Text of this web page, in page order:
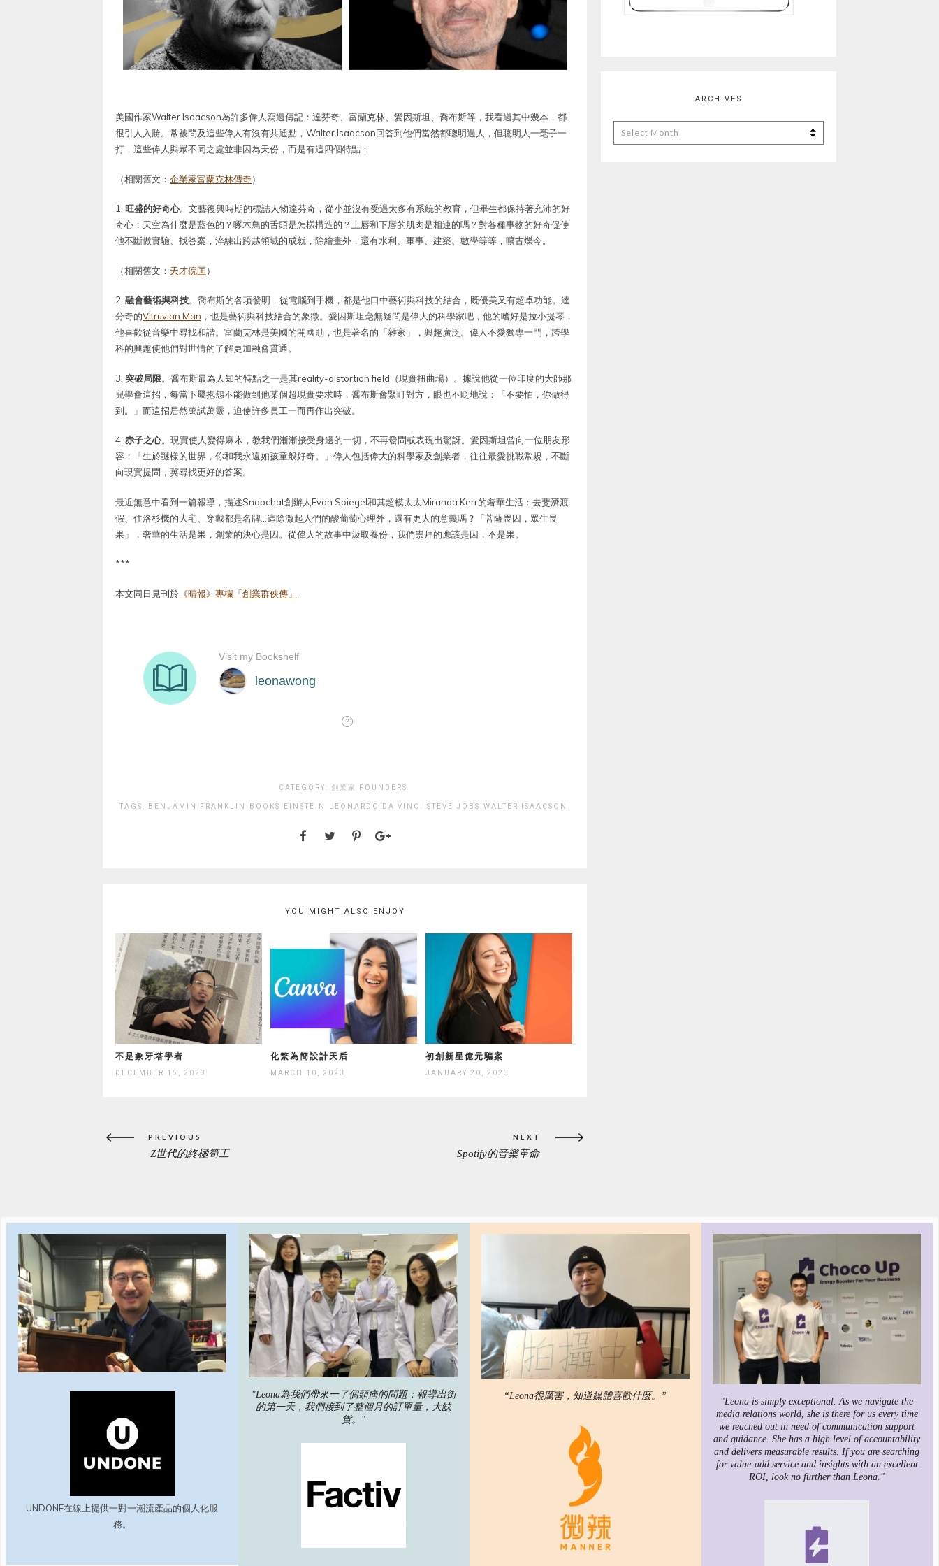
美國作家Walter Isaacson為許多偉人寫過傳記：達芬奇、富蘭克林、愛因斯坦、喬布斯等，我看過其中幾本，都
很引人入勝。常被問及這些偉人有沒有共通點，Walter Isaacson回答到他們當然都聰明過人，但聰明人一毫子一
打，這些偉人與眾不同之處並非因為天份，而是有這四個特點：
（相關舊文： 企業家富蘭克林傳奇）
1. 旺盛的好奇心。文藝復興時期的標誌人物達芬奇，從小並沒有受過太多有系統的教育，但畢生都保持著充沛的好
奇心：天空為什麼是藍色的？啄木鳥的舌頭是怎樣構造的？上唇和下唇的肌肉是相連的嗎？對各種事物的好奇促使
他不斷做實驗、找答案，淬練出跨越領域的成就，除繪畫外，還有水利、軍事、建築、數學等等，曠古爍今。
（相關舊文： 天才倪匡）
2. 融會藝術與科技。喬布斯的各項發明，從電腦到手機，都是他口中藝術與科技的結合，既優美又有超卓功能。達
分奇的Vitruvian Man ，也是藝術與科技結合的象徵。愛因斯坦毫無疑問是偉大的科學家吧，他的嗜好是拉小提琴，
他喜歡從音樂中尋找和諧。富蘭克林是美國的開國勛，也是著名的「雜家」，興趣廣泛。偉人不愛獨專一門，跨學
科的興趣使他們對世情的了解更加融會貫通。
3. 突破局限。喬布斯最為人知的特點之一是其reality-distortion field（現實扭曲場）。據說他從一位印度的大師那
兒學會這招，每當下屬抱怨不能做到他某個超現實要求時，喬布斯會緊盯對方，眼也不眨地說：「不要怕，你做得
到。」而這招居然萬試萬靈，迫使許多員工一而再作出突破。
4. 赤子之心。現實使人變得麻木，教我們漸漸接受身邊的一切，不再發問或表現出驚訝。愛因斯坦曾向一位朋友形
容：「生於謎樣的世界，你和我永遠如孩童般好奇。」偉人包括偉大的科學家及創業者，往往最愛挑戰常規，不斷
向現實提問，冀尋找更好的答案。
最近無意中看到一篇報導，描述Snapchat創辦人Evan Spiegel和其超模太太Miranda Kerr的奢華生活：去斐濟渡
假、住洛杉機的大宅、穿戴都是名牌…這除激起人們的酸葡萄心理外，還有更大的意義嗎？「菩薩畏因，眾生畏
果」，奢華的生活是果，創業的決心是因。從偉人的故事中汲取養份，我們祟拜的應該是因，不是果。
***
本文同日見刊於 《晴報》專欄「創業群俠傳」
CATEGORY: 創業家 FOUNDERS
TAGS: BENJAMIN FRANKLIN BOOKS EINSTEIN LEONARDO DA VINCI STEVE JOBS WALTER ISAACSON
YOU MIGHT ALSO ENJOY
不是象牙塔學者
DECEMBER 15, 2023
化繁為簡設計天后
MARCH 10, 2023
初創新星億元騙案
JANUARY 20, 2023
PREVIOUS
PREVIOUSZ世代的終極筍工
NEXT
Spotify的音樂革命
ARCHIVES
Archives
UNDONE在線上提供一對一潮流產品的個人化服
務。
"Leona為我們帶來一了個頭痛的問題：報導出街
的第一天，我們接到了整個月的訂單量，大缺
貨。"
“Leona很厲害，知道媒體喜歡什麼。”
"Leona is simply exceptional. As we navigate the
media relations world, she is there for us every time
we reached out in need of communication support
and guidance. She has a high level of accountability
and delivers measurable results. If you are searching
for value-add service and insights with an excellent
ROI, look no further than Leona."